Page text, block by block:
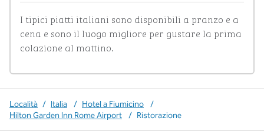
I tipici piatti italiani sono disponibili a pranzo e a
cena e sono il luogo migliore per gustare la prima
colazione al mattino.
Località / Italia / Hotel a Fiumicino
/
Hilton Garden Inn Rome Airport
/ Ristorazione